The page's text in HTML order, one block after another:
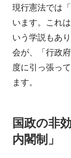
現行憲法では
います。これ
いう学説もあ
会が、「行政
度に引っ張っ
ます。
国政の非
内閣制」